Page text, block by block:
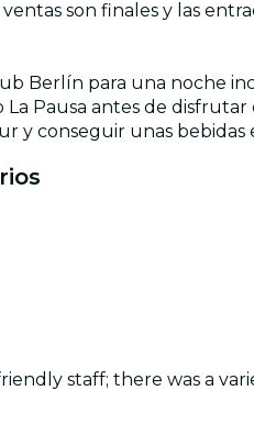
ventas son finales y las
Berlín para una noche
Pausa antes de
y conseguir unas
staff; there was a